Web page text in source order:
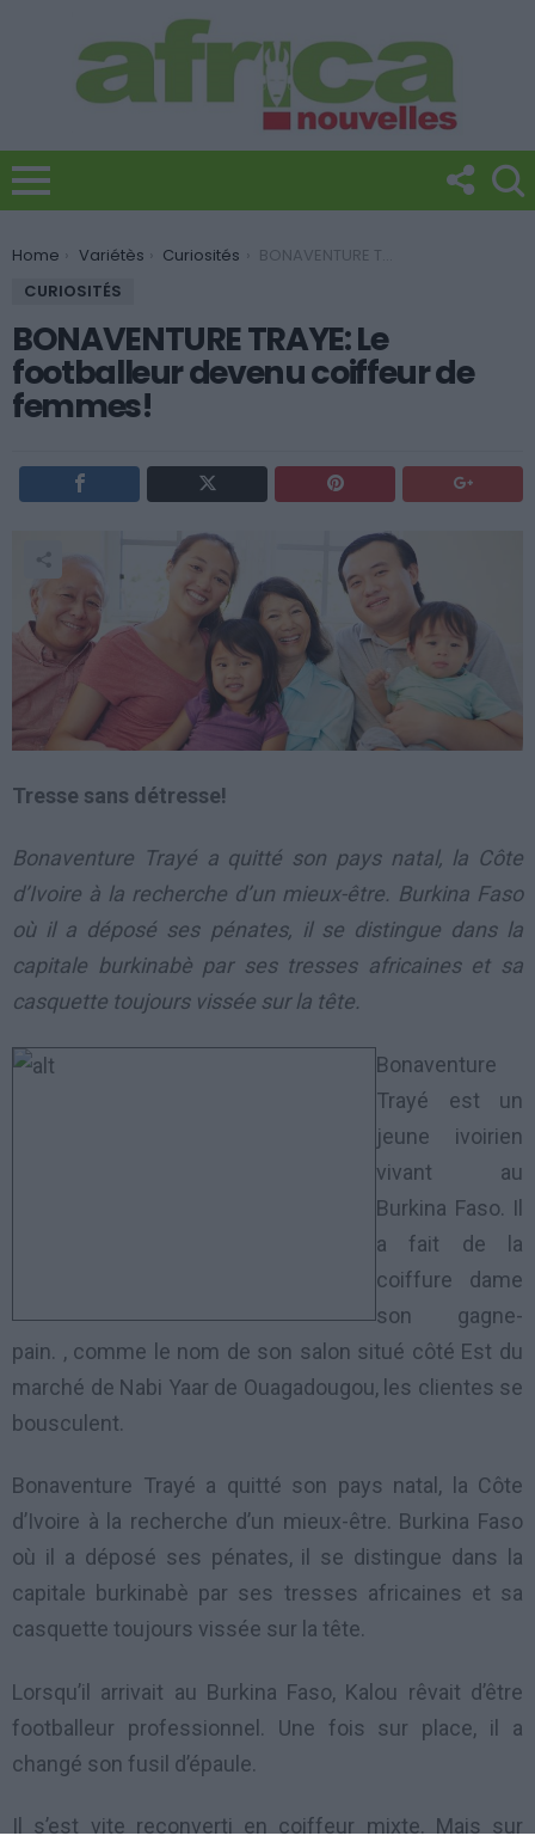
You are here:
Home Variétès Curiosités
BONAVENTURE TRAYE: Le footballeur devenu coiffeur de femmes!
CURIOSITÉS
BONAVENTURE TRAYE: Le
footballeur devenu coiffeur de
femmes!
Tresse sans détresse!
Bonaventure Trayé a quitté son pays natal, la Côte
d’Ivoire à la recherche d’un mieux-être. Burkina Faso
où il a déposé ses pénates, il se distingue dans la
capitale burkinabè par ses tresses africaines et sa
casquette toujours vissée sur la tête.
Bonaventure
Trayé est un
jeune ivoirien
vivant au
Burkina Faso. Il
a fait de la
coiffure dame
son gagne-
pain. , comme le nom de son salon situé côté Est du
marché de Nabi Yaar de Ouagadougou, les clientes se
bousculent.
Bonaventure Trayé a quitté son pays natal, la Côte
d’Ivoire à la recherche d’un mieux-être. Burkina Faso
où il a déposé ses pénates, il se distingue dans la
capitale burkinabè par ses tresses africaines et sa
casquette toujours vissée sur la tête.
Lorsqu’il arrivait au Burkina Faso, Kalou rêvait d’être
footballeur professionnel. Une fois sur place, il a
changé son fusil d’épaule.
Il s’est vite reconverti en coiffeur mixte. Mais sur